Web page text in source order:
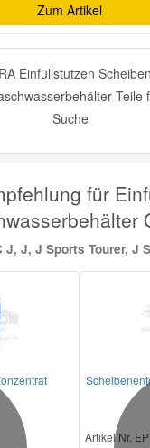
Zum Artikel
Einfüllstutzen
Teile
Suche
für
J, J, J Sports Tourer, J
Artikel Nr.